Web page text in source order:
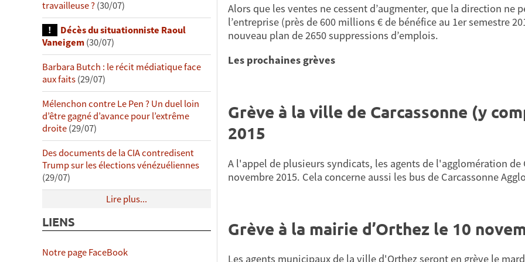
travailleuse ?(30/07)
Décès du situationniste Raoul
Vaneigem(30/07)
Barbara Butch : le récit médiatique face
aux faits(29/07)
Mélenchon contre Le Pen ? Un duel loin
d’être gagné d’avance pour l’extrême
droite(29/07)
Des documents de la CIA contredisent
Trump sur les élections vénézuéliennes
(29/07)
Lire plus...
LIENS
Notre page FaceBook
Alors que les ventes ne cessent d’augmenter, que la direction ne
l’entreprise (près de 600 millions € de bénéfice au 1er semestre
nouveau plan de 2650 suppressions d’emplois.
Les prochaines grèves
Grève à la ville de Carcassonne (y
2015
A l'appel de plusieurs syndicats, les agents de l'agglomération
novembre 2015. Cela concerne aussi les bus de Carcassonne
Grève à la mairie d’Orthez le 10
Les agents municipaux de la ville d'Orthez seront en grève le